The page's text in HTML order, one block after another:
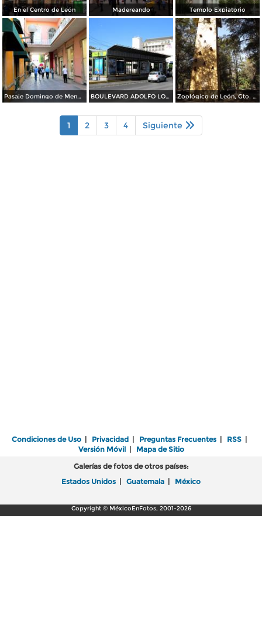
En el Centro de León Madereando Templo Expiatorio
Pasaje Domingo de Mendiola BOULEVARD ADOLFO LOPEZ MATEOS Zoológico de León, Gto. Noviembre/2012
1 2 3 4 Siguiente
Condiciones de Uso | Privacidad | Preguntas Frecuentes | RSS |
Versión Móvil| Mapa de Sitio
Galerías de fotos de otros países:
Estados Unidos | Guatemala | México
Copyright © MéxicoEnFotos, 2001-2026